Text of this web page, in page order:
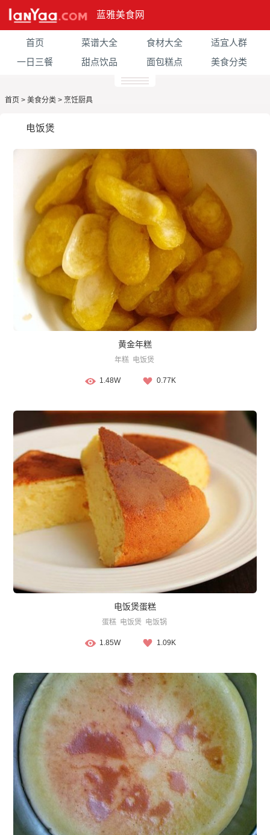
蓝雅美食网
首页 菜谱大全 食材大全
适宜人群
一日三餐
甜点饮品 面包糕点 美食分类
首页 > 美食分类 > 烹饪厨具
电饭煲
黄金年糕
年糕 电饭煲
1.48W 0.77K
电饭煲蛋糕
蛋糕 电饭煲 电饭锅
1.85W 1.09K